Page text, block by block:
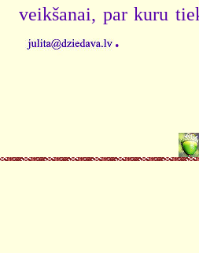
veikšanai, par kuru
.